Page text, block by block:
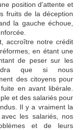
position d'attente et
fruits de la déception
la gauche échoue,
accroître notre crédit
en étant une
de peser sur les
que si nous
des citoyens pour
en avant libérale.
et des salariés pour
Il y a vraiment la
les salariés, nos
et de leurs